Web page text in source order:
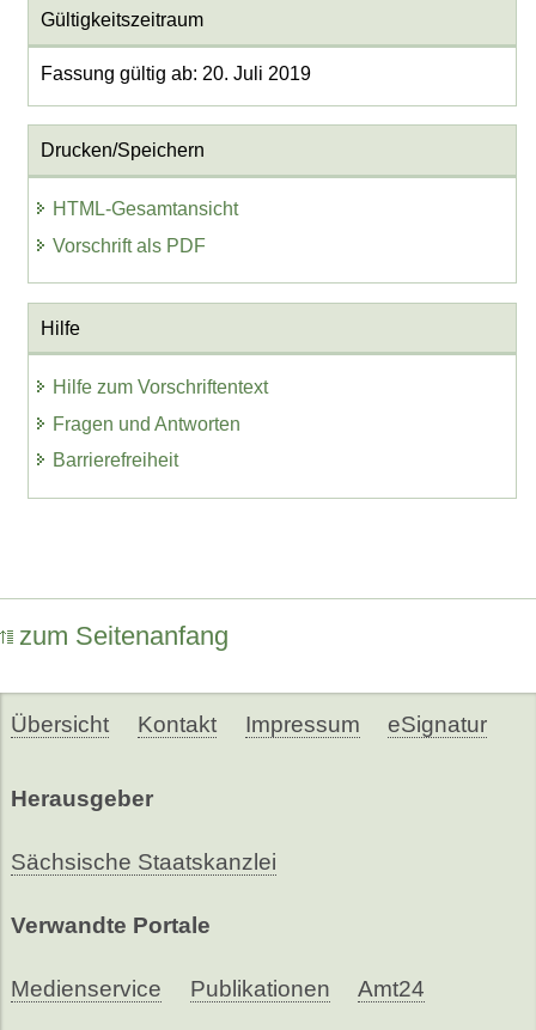
Gültigkeitszeitraum
Fassung gültig ab: 20. Juli 2019
Drucken/Speichern
HTML-Gesamtansicht
Vorschrift als PDF
Hilfe
Hilfe zum Vorschriftentext
Fragen und Antworten
Barrierefreiheit
zum Seitenanfang
Übersicht Kontakt Impressum eSignatur
Herausgeber
Sächsische Staatskanzlei
Verwandte Portale
Medienservice Publikationen Amt24